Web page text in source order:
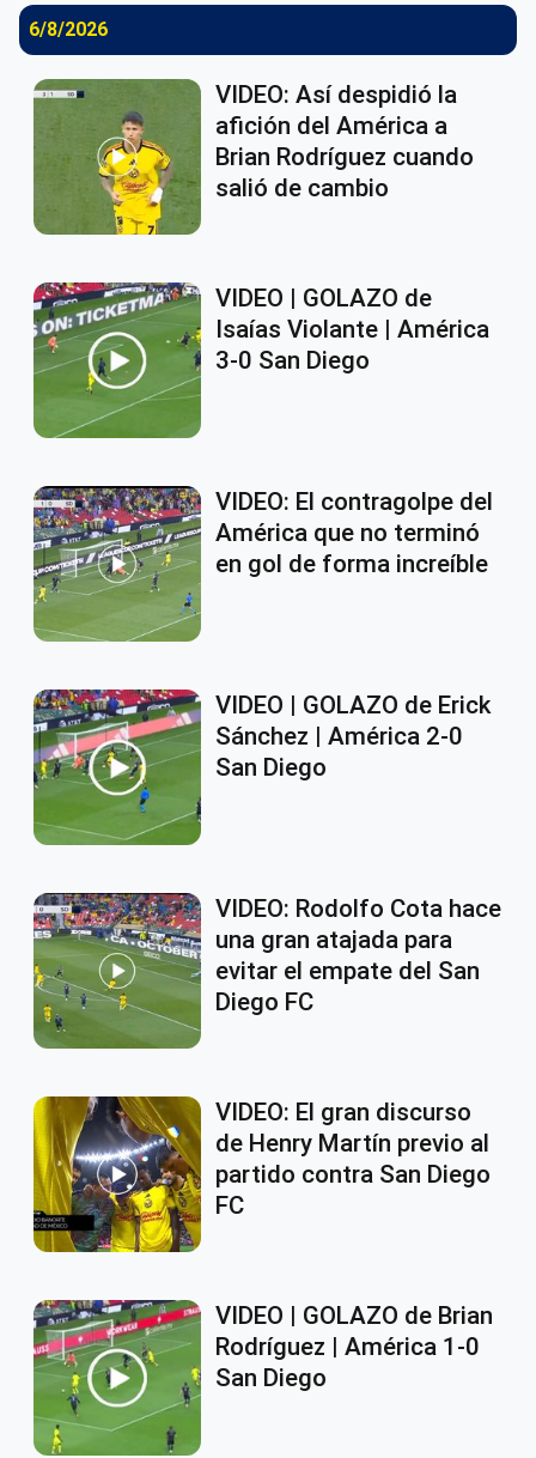
6/8/2026
VIDEO: Así despidió la
afición del América a
Brian Rodríguez cuando
salió de cambio
VIDEO | GOLAZO de
Isaías Violante | América
3-0 San Diego
VIDEO: El contragolpe del
América que no terminó
en gol de forma increíble
VIDEO | GOLAZO de Erick
Sánchez | América 2-0
San Diego
VIDEO: Rodolfo Cota hace
una gran atajada para
evitar el empate del San
Diego FC
VIDEO: El gran discurso
de Henry Martín previo al
partido contra San Diego
FC
VIDEO | GOLAZO de Brian
Rodríguez | América 1-0
San Diego